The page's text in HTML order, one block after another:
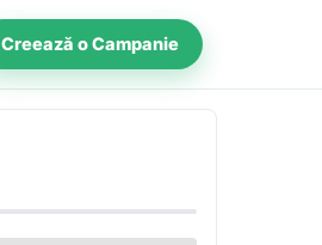
Creează o Campanie